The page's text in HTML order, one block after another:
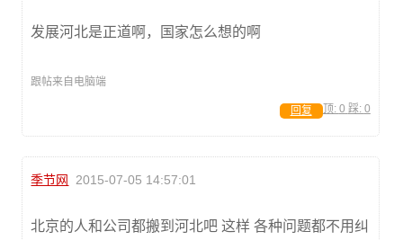
发展河北是正道啊，国家怎么想的啊
跟帖来自电脑端
顶: 0 踩: 0
回复
季节网 2015-07-05 14:57:01
北京的人和公司都搬到河北吧 这样 各种问题都不用纠